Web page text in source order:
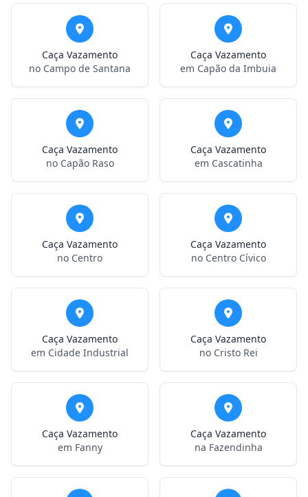
Caça Vazamento
no Campo de Santana
Caça Vazamento
em Capão da Imbuia
Caça Vazamento
no Capão Raso
Caça Vazamento
em Cascatinha
Caça Vazamento
no Centro
Caça Vazamento
no Centro Cívico
Caça Vazamento
em Cidade Industrial
Caça Vazamento
no Cristo Rei
Caça Vazamento
em Fanny
Caça Vazamento
na Fazendinha